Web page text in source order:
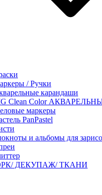
/ Ручки
карандаши
Clean Color
маркеры
PanPastel
и альбомы для
ДЕКУПАЖ/ ТКАНИ